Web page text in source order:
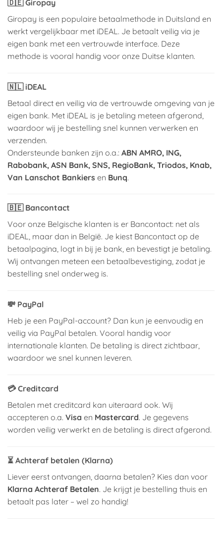
🇩🇪Giropay
Giropay is een populaire betaalmethode in Duitsland en
werkt vergelijkbaar met iDEAL. Je betaalt veilig via je
eigen bank met een vertrouwde interface. Deze
methode is vooral handig voor onze Duitse klanten.
🇳🇱 iDEAL
Betaal direct en veilig via de vertrouwde omgeving van je
eigen bank. Met iDEAL is je betaling meteen afgerond,
waardoor wij je bestelling snel kunnen verwerken en
verzenden.
Ondersteunde banken zijn o.a.: ABN AMRO, ING,
Rabobank, ASN Bank, SNS, RegioBank, Triodos, Knab,
Van Lanschot Bankiers en Bunq.
🇧🇪 Bancontact
Voor onze Belgische klanten is er Bancontact: net als
iDEAL, maar dan in België. Je kiest Bancontact op de
betaalpagina, logt in bij je bank, en bevestigt je betaling.
Wij ontvangen meteen een betaalbevestiging, zodat je
bestelling snel onderweg is.
💸 PayPal
Heb je een PayPal-account? Dan kun je eenvoudig en
veilig via PayPal betalen. Vooral handig voor
internationale klanten. De betaling is direct zichtbaar,
waardoor we snel kunnen leveren.
💳Creditcard
Betalen met creditcard kan uiteraard ook. Wij
accepteren o.a. Visa en Mastercard. Je gegevens
worden veilig verwerkt en de betaling is direct afgerond.
⏳ Achteraf betalen (Klarna)
Liever eerst ontvangen, daarna betalen? Kies dan voor
Klarna Achteraf Betalen. Je krijgt je bestelling thuis en
betaalt pas later – wel zo handig!